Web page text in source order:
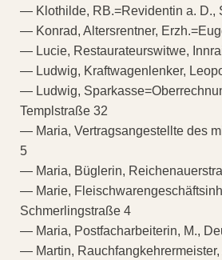
— Klothilde, RB.=Revidentin a. D.,
— Konrad, Altersrentner,
— Lucie, Restaurateurswitwe,
— Ludwig, Kraftwagenlenker,
— Ludwig,
Templstraße 32
— Maria, Vertragsangestellte des
5
— Maria, Büglerin,
— Marie,
Schmerlingstraße 4
— Maria, Postfacharbeiterin, M.,
— Martin,